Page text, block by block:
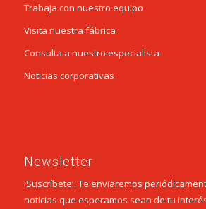
Trabaja con nuestro equipo
Visita nuestra fábrica
Consulta a nuestro especialista
Noticias corporativas
Newsletter
¡Suscríbete!. Te enviaremos
noticias que esperamos sean de tu